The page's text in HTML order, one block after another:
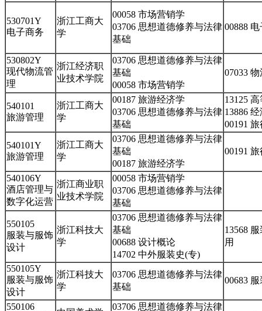
530701Y
电子商务
浙江工商大
学
00058 市场营销学
03706 思想道德修养与法律
基础
00888
530802Y
现代物流管
理
浙江经济职
业技术学院
03706 思想道德修养与法律
基础
00058 市场营销学
07033
540101
旅游管理
浙江工商大
学
00187 旅游经济学
03706 思想道德修养与法律
基础
13125
13886
00191
540101Y
旅游管理
浙江工商大
学
03706 思想道德修养与法律
基础
00187 旅游经济学
00191
540106Y
酒店管理与
数字化运营
浙江商业职
业技术学院
00058 市场营销学
03706 思想道德修养与法律
基础
550105
服装与服饰
设计
浙江科技大
学
03706 思想道德修养与法律
基础
00688 设计概论
14702 中外服装史(专)
13568
用
550105Y
服装与服饰
设计
浙江科技大
学
03706 思想道德修养与法律
基础
00683
550106
03706 思想道德修养与法律